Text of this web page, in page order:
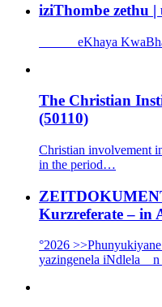
iziThombe zethu
eKhaya
The Christian
(50110)
Christian involvement
in the period…
Kurzreferate – in
°2026
yazingenela iNdlela